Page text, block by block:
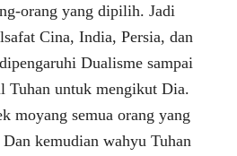
orang yang dipilih. Jadi
Cina, India, Persia, dan
Dualisme sampai
Tuhan untuk mengikut Dia.
moyang semua orang yang
kemudian wahyu Tuhan